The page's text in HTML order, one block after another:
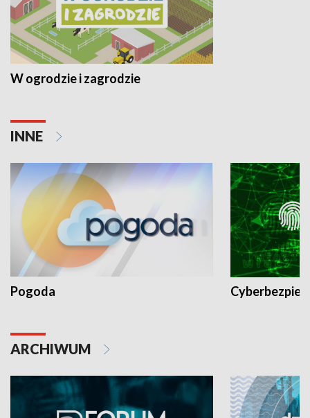
W ogrodzie i zagrodzie
INNE
Pogoda
ARCHIWUM